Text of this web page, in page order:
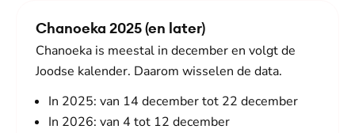
Chanoeka 2025 (en later)
Chanoeka is meestal in december en volgt de
Joodse kalender. Daarom wisselen de data.
In 2025: van 14 december tot 22 december
In 2026: van 4 tot 12 december